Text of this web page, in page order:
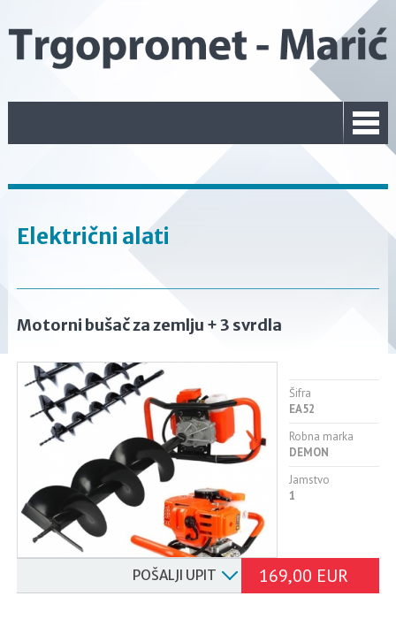
Električni alati
Motorni bušač za zemlju + 3 svrdla
Šifra
EA52
Robna marka
DEMON
Jamstvo
1
POŠALJI UPIT 169,00 EUR